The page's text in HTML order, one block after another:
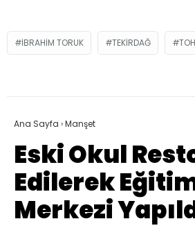
IBRAHIM TORUK TEKIRDAĞ
Ana Sayfa ›Manşet
Eski Okul
Edilerek
Merkezi